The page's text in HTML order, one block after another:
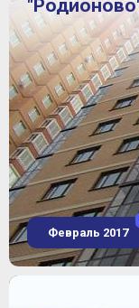
Февраль 2017